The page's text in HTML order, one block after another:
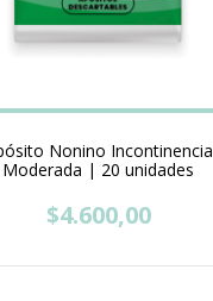
Nonino Incontinencia
Moderada | 20 unidades
$4.600,00